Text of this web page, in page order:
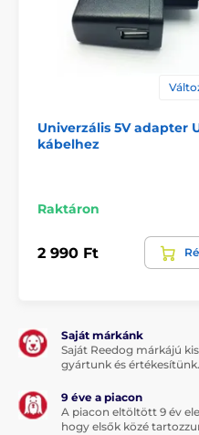
Univerzális 5V adapter
kábelhez
Raktáron
2 990 Ft
Saját márkánk
Saját Reedog márkájú
gyártunk és
9 éve a piacon
A piacon eltöltött 9 év
hogy elsők közé